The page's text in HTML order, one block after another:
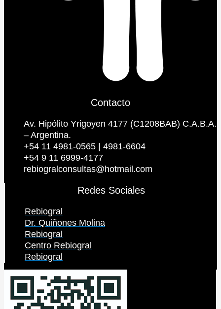
Contacto
Av. Hipólito Yrigoyen 4177 (C1208BAB) C.A.B.A.
– Argentina.
+54 11 4981-0565 | 4981-6604
+54 9 11 6999-4177
rebiogralconsultas@hotmail.com
Redes Sociales
Rebiogral
Dr. Quiñones Molina
Rebiogral
Centro Rebiogral
Rebiogral